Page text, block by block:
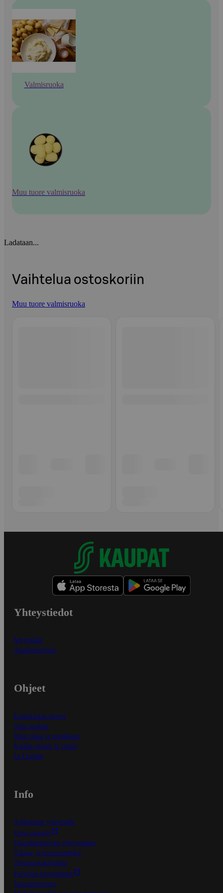
Valmisruoka
Muu tuore valmisruoka
Ladataan...
Vaihtelua ostoskoriin
Muu tuore valmisruoka
Yhteystiedot
Myymälät
Asiakaspalvelu
Ohjeet
Ensitilaajan ohjeet
Näin maksat
Näin tilaat ja muokkaat
Kaikki ohjeet ja vinkit
In English
Info
S-Business yrityksille
Oiva-raportit
Osuuskauppojen yhteystiedot
Tilaus- ja toimitusehdot
Tietosuojakäytäntö
Palvelun käyttöehdot
Saavutettavuus